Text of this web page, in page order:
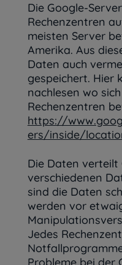
Die Google-
Rechenzentren
meisten Server
Amerika. Aus
Daten auch
gespeichert. Hier
nachlesen wo
Rechenzentren
https://
ers/inside/
Die Daten verteilt
verschiedenen
sind die Daten
werden vor
Jedes